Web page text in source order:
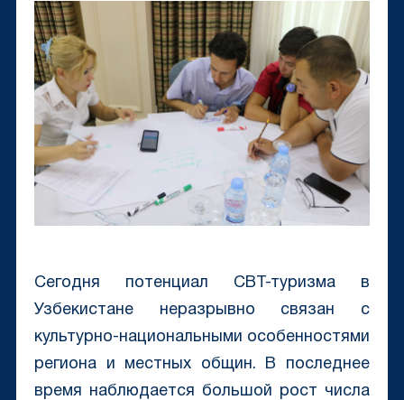
Сегодня потенциал СВТ-туризма в
Узбекистане неразрывно связан с
культурно-национальными особенностями
региона и местных общин. В последнее
время наблюдается большой рост числа